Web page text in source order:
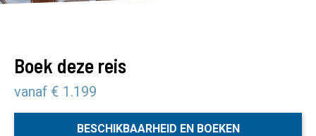
Boek deze reis
vanaf € 1.199
BESCHIKBAARHEID EN BOEKEN